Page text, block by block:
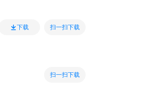
下载 扫一扫下载
扫一扫下载